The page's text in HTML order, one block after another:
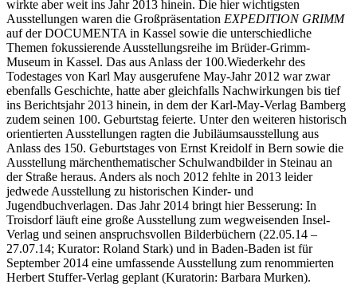
wirkte aber weit ins Jahr 2013 hinein. Die hier wichtigsten
Ausstellungen waren die Großpräsentation EXPEDITION GRIMM
auf der DOCUMENTA in Kassel sowie die unterschiedliche
Themen fokussierende Ausstellungsreihe im Brüder-Grimm-
Museum in Kassel. Das aus Anlass der 100.Wiederkehr des
Todestages von Karl May ausgerufene May-Jahr 2012 war zwar
ebenfalls Geschichte, hatte aber gleichfalls Nachwirkungen bis tief
ins Berichtsjahr 2013 hinein, in dem der Karl-May-Verlag Bamberg
zudem seinen 100. Geburtstag feierte. Unter den weiteren historisch
orientierten Ausstellungen ragten die Jubiläumsausstellung aus
Anlass des 150. Geburtstages von Ernst Kreidolf in Bern sowie die
Ausstellung märchenthematischer Schulwandbilder in Steinau an
der Straße heraus. Anders als noch 2012 fehlte in 2013 leider
jedwede Ausstellung zu historischen Kinder- und
Jugendbuchverlagen. Das Jahr 2014 bringt hier Besserung: In
Troisdorf läuft eine große Ausstellung zum wegweisenden Insel-
Verlag und seinen anspruchsvollen Bilderbüchern (22.05.14 –
27.07.14; Kurator: Roland Stark) und in Baden-Baden ist für
September 2014 eine umfassende Ausstellung zum renommierten
Herbert Stuffer-Verlag geplant (Kuratorin: Barbara Murken).